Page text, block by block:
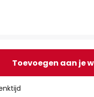
Toevoegen aan je